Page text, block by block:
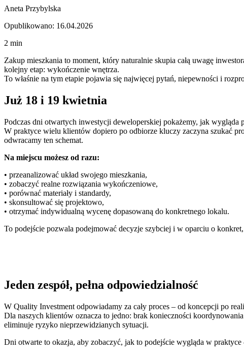
Aneta Przybylska
Opublikowano: 16.04.2026
2 min
Zakup mieszkania to moment, który naturalnie skupia całą uwagę
kolejny etap: wykończenie wnętrza.
To właśnie na tym etapie pojawia się najwięcej pytań, niepewności i
Już 18 i 19 kwietnia
Podczas dni otwartych inwestycji deweloperskiej pokażemy, jak wygląda
W praktyce wielu klientów dopiero po odbiorze kluczy zaczyna szukać
odwracamy ten schemat.
Na miejscu możesz od razu:
• przeanalizować układ swojego mieszkania,
• zobaczyć realne rozwiązania wykończeniowe,
• porównać materiały i standardy,
• skonsultować się projektowo,
• otrzymać indywidualną wycenę dopasowaną do konkretnego lokalu.
To podejście pozwala podejmować decyzje szybciej i w oparciu o
Jeden zespół, pełna odpowiedzialność
W Quality Investment odpowiadamy za cały proces – od koncepcji po
Dla naszych klientów oznacza to jedno: brak konieczności
eliminuje ryzyko nieprzewidzianych sytuacji.
Dni otwarte to okazja, aby zobaczyć, jak to podejście wygląda w